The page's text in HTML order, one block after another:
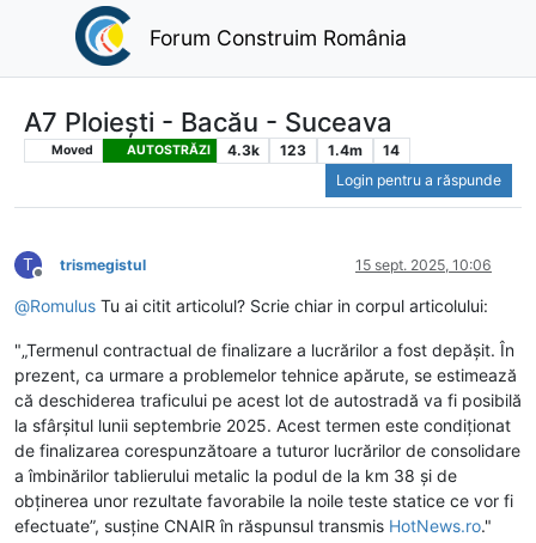
Forum Construim România
A7 Ploiești - Bacău - Suceava
Moved AUTOSTRĂZI 4.3k 123 1.4m
14
Login pentru a răspunde
T
Deconectat
trismegistul 15 sept. 2025, 10:06
@Romulus Tu ai citit articolul? Scrie chiar in corpul articolului:
"„Termenul contractual de finalizare a lucrărilor a fost depășit. În
prezent, ca urmare a problemelor tehnice apărute, se estimează
că deschiderea traficului pe acest lot de autostradă va fi posibilă
la sfârșitul lunii septembrie 2025. Acest termen este condiționat
de finalizarea corespunzătoare a tuturor lucrărilor de consolidare
a îmbinărilor tablierului metalic la podul de la km 38 și de
obținerea unor rezultate favorabile la noile teste statice ce vor fi
efectuate”, susține CNAIR în răspunsul transmis HotNews.ro."